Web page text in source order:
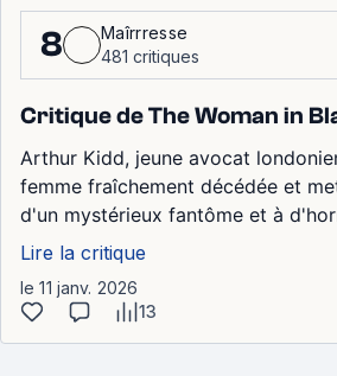
8
Maîrrresse
481 critiques
Critique de The Woman in
Arthur Kidd, jeune avocat
femme fraîchement décédée et
d'un mystérieux fantôme et à
Lire la critique
le 11 janv. 2026
13